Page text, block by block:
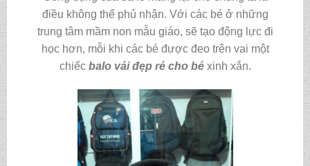
điều không thể phủ nhận. Với các bé ở những
trung tâm mầm non mẫu giáo, sẽ tạo động lực đi
học hơn, mỗi khi các bé được đeo trên vai một
chiếc balo vải đẹp rẻ cho béxinh xắn.